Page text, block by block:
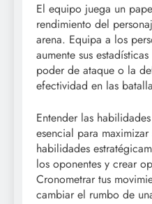
El equipo juega un
rendimiento del
arena. Equipa a los
aumente sus
poder de ataque o la
efectividad en las
Entender las
esencial para
habilidades
los oponentes y crear
Cronometrar tus
cambiar el rumbo de